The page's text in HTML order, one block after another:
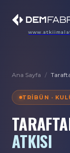
Ana Sayfa /
TRIBÜN ·
ATKISI